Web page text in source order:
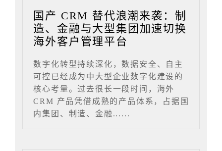
国产 CRM 替代浪潮来袭：制
造、金融与大型集团加速切换
海外客户管理平台
数字化转型持续深化，数据安全、自主
可控已经成为中大型企业数字化建设的
核心考量。过去很长一段时间，海外
CRM 产品凭借成熟的产品体系，占据国
内集团、制造、金融......